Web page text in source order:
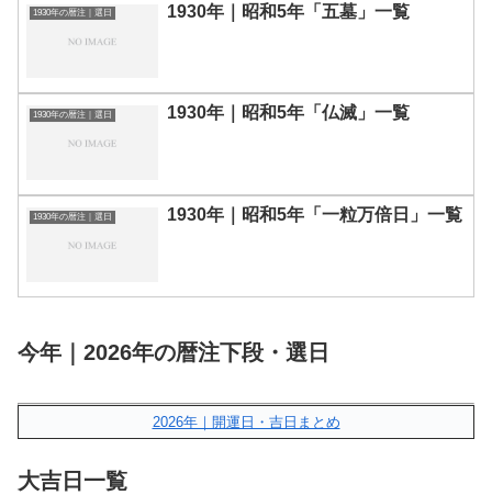
1930年の暦注｜選日 1930年｜昭和5年「五墓」一覧
1930年の暦注｜選日 1930年｜昭和5年「仏滅」一覧
1930年の暦注｜選日 1930年｜昭和5年「一粒万倍日」一覧
今年｜2026年の暦注下段・選日
2026年｜開運日・吉日まとめ
大吉日一覧